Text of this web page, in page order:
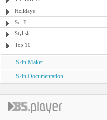
Holidays
Sci-Fi
Stylish
Top 10
Skin Maker
Skin Documentation